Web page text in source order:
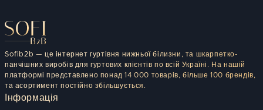
Sofib2b — це інтернет гуртівня нижньої білизни, та шкарпетко-
панчішних виробів для гуртових клієнтів по всій Україні. На нашій
платформі представлено понад 14 000 товарів, більше 100 брендів,
та асортимент постійно збільшується.
Інформація